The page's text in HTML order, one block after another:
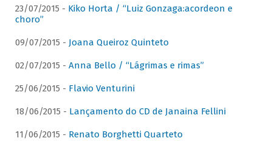
23/07/2015 - Kiko Horta / “Luiz Gonzaga:acordeon e
choro”
09/07/2015 - Joana Queiroz Quinteto
02/07/2015 - Anna Bello / “Lágrimas e rimas”
25/06/2015 - Flavio Venturini
18/06/2015 - Lançamento do CD de Janaina Fellini
11/06/2015 - Renato Borghetti Quarteto